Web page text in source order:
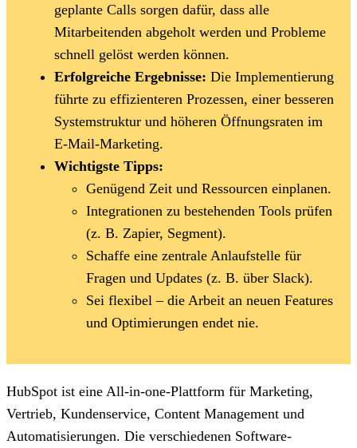
geplante Calls sorgen dafür, dass alle
Mitarbeitenden abgeholt werden und Probleme
schnell gelöst werden können.
Erfolgreiche Ergebnisse: Die Implementierung
führte zu effizienteren Prozessen, einer besseren
Systemstruktur und höheren Öffnungsraten im
E-Mail-Marketing.
Wichtigste Tipps:
Genügend Zeit und Ressourcen einplanen.
Integrationen zu bestehenden Tools prüfen
(z. B. Zapier, Segment).
Schaffe eine zentrale Anlaufstelle für
Fragen und Updates (z. B. über Slack).
Sei flexibel – die Arbeit an neuen Features
und Optimierungen endet nie.
HubSpot ist eine All-in-one-Plattform für Marketing,
Vertrieb, Kundenservice, Content Management und
Automatisierungen. Die verschiedenen Software-